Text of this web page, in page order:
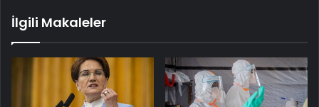
İlgili Makaleler